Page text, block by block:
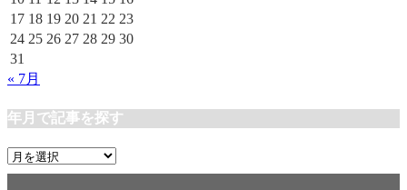
17 18 19 20 21 22 23
24 25 26 27 28 29 30
31
« 7月
年月で記事を探す
年
月